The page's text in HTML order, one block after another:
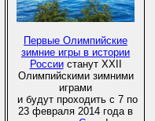
Первые Олимпийские
зимние игры в истории
Россиистанут XXII
Олимпийскими зимними
играми
и будут проходить с 7 по
23 февраля 2014 года в